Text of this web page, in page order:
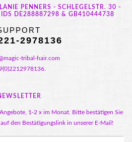
PENNERS - SCHLEGELSTR. 30 -
DE288887298 & GB410444738
2978136
tribal-hair.com
1-2 x im Monat. Bitte bestätigen Sie
den Bestätigungslink in unserer E-Mail!